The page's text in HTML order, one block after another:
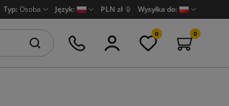
Typ: Osoba Język: PLN zł 🔒 Wysyłka do:
0 0